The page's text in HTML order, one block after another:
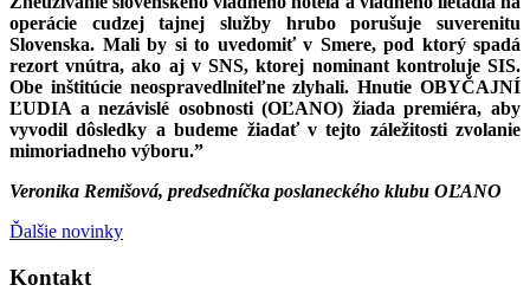
operácie cudzej tajnej služby hrubo porušuje suverenitu
Slovenska. Mali by si to uvedomiť v Smere, pod ktorý spadá
rezort vnútra, ako aj v SNS, ktorej nominant kontroluje SIS.
Obe inštitúcie neospravedlniteľne zlyhali. Hnutie OBYČAJNÍ
ĽUDIA a nezávislé osobnosti (OĽANO) žiada premiéra, aby
vyvodil dôsledky a budeme žiadať v tejto záležitosti zvolanie
mimoriadneho výboru.”
Veronika Remišová, predsedníčka poslaneckého klubu OĽANO
Ďalšie novinky
Kontakt